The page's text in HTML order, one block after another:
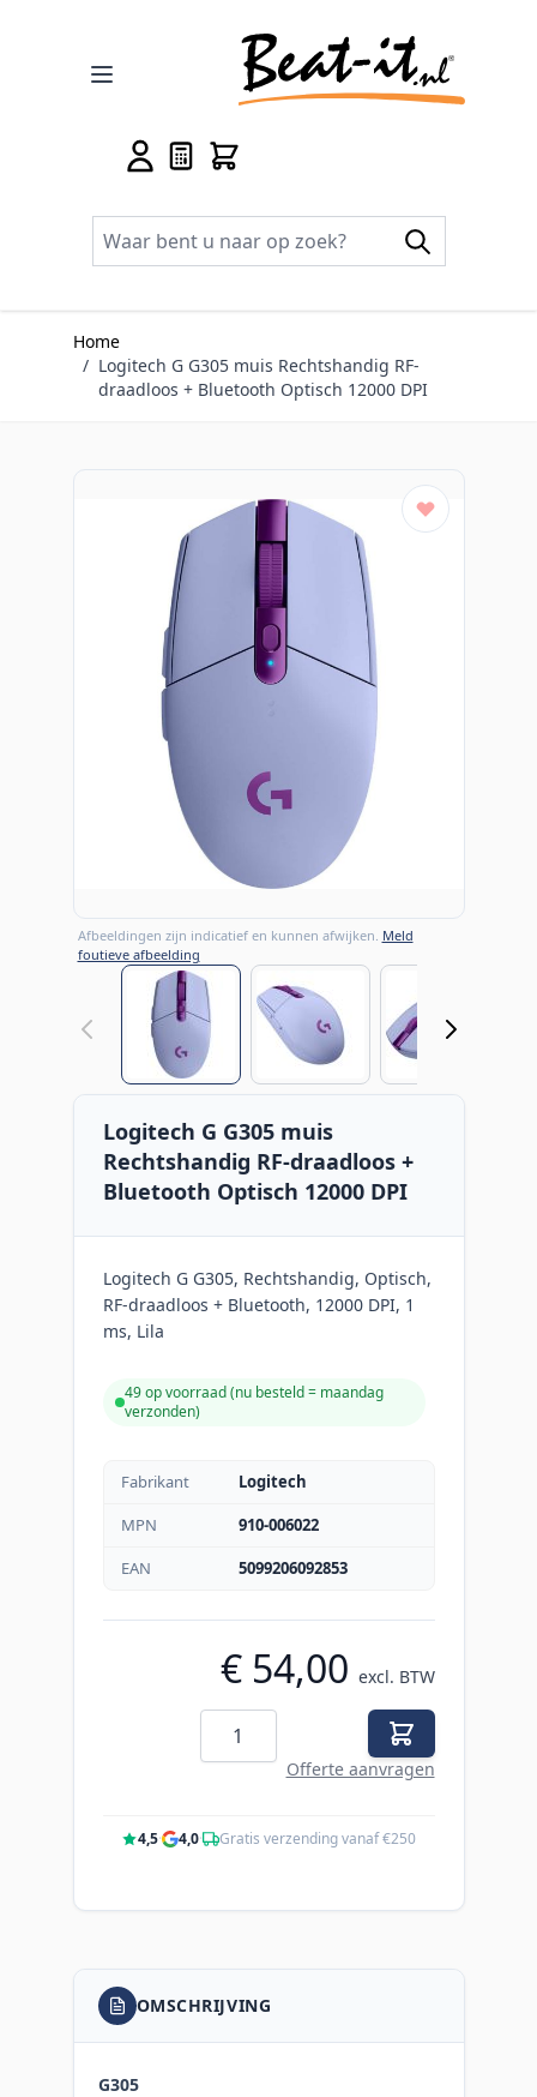
Home
/ Logitech G G305 muis Rechtshandig RF-
draadloos + Bluetooth Optisch 12000 DPI
Afbeeldingen zijn indicatief en kunnen afwijken. Meld
foutieve afbeelding
View larger imageView larger image
Logitech G G305 muis
Rechtshandig RF-draadloos +
Bluetooth Optisch 12000 DPI
Logitech G G305, Rechtshandig, Optisch,
RF-draadloos + Bluetooth, 12000 DPI, 1
ms, Lila
49 op voorraad (nu besteld = maandag
verzonden)
Fabrikant
Logitech
MPN
910-006022
EAN
5099206092853
€ 54,00 excl. BTW
Aantal
Offerte aanvragen
4,5· 4,0· Gratis verzending vanaf €250
OMSCHRIJVING
G305